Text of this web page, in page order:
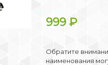
999₽
Обратите
наименования